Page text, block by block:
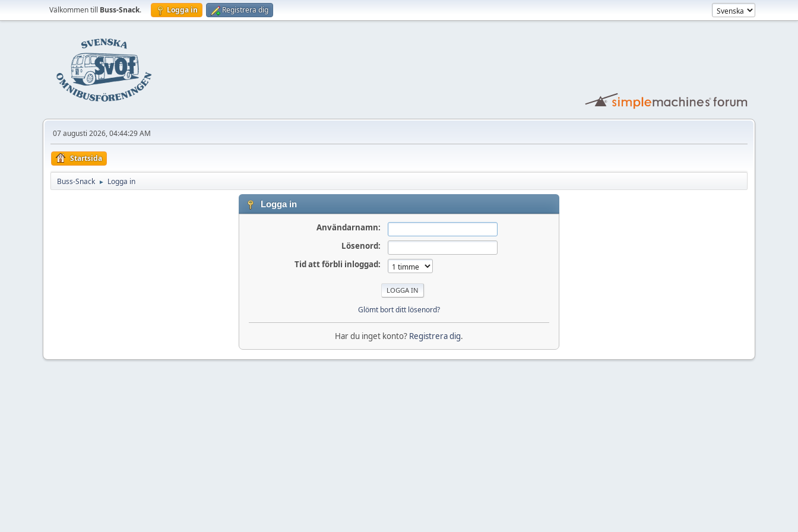
Välkommen till Buss-Snack. Logga in Registrera dig
07 augusti 2026, 04:44:29 AM
Startsida
Buss-Snack ► Logga in
Logga in
Användarnamn:
Lösenord:
Tid att förbli inloggad:
Glömt bort ditt lösenord?
Har du inget konto? Registrera dig.